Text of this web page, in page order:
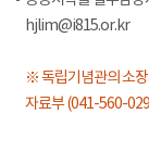
hjlim@i815.or.kr
※ 독립기념관의 소
자료부 (041-560-